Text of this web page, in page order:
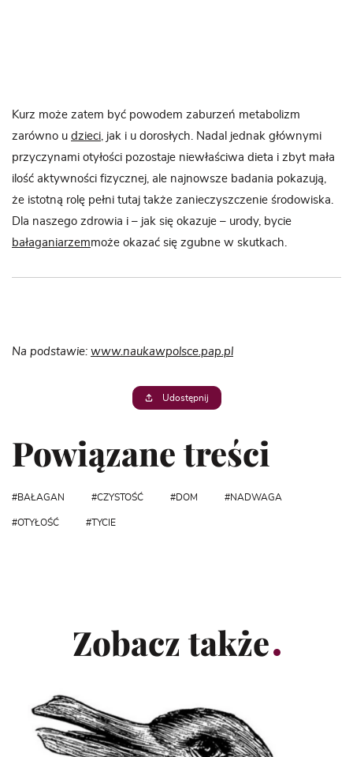
Kurz może zatem być powodem zaburzeń metabolizm
zarówno u dzieci, jak i u dorosłych. Nadal jednak głównymi
przyczynami otyłości pozostaje niewłaściwa dieta i zbyt mała
ilość aktywności fizycznej, ale najnowsze badania pokazują,
że istotną rolę pełni tutaj także zanieczyszczenie środowiska.
Dla naszego zdrowia i – jak się okazuje – urody, bycie
bałaganiarzemmoże okazać się zgubne w skutkach.
Na podstawie: www.naukawpolsce.pap.pl
Udostępnij
Powiązane treści
BAŁAGAN CZYSTOŚĆ DOM NADWAGA
OTYŁOŚĆ TYCIE
Zobacz także